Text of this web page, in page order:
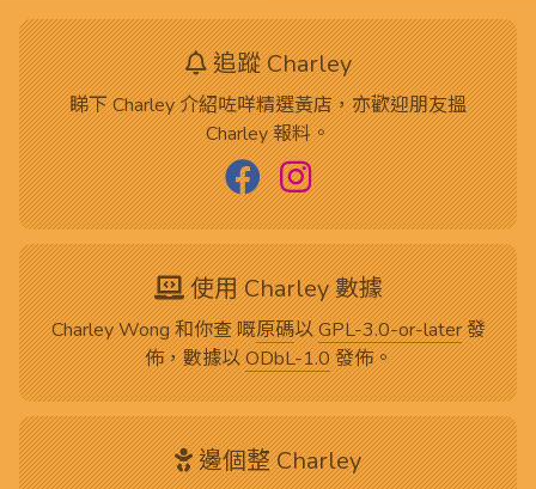
追蹤 Charley
睇下 Charley 介紹咗咩精選黃店，亦歡迎朋友搵
Charley 報料。
使用 Charley 數據
Charley Wong 和你查 嘅原碼以GPL-3.0-or-later發
佈，數據以ODbL-1.0發佈。
邊個整 Charley